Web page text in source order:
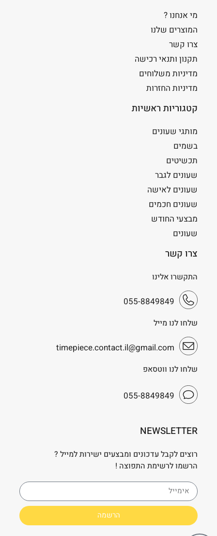
מי אנחנו ?
המוצרים שלנו
צרו קשר
תקנון ותנאי רכישה
מדיניות משלוחים
מדיניות החזרות
קטגוריות ראשיות
מותגי שעונים
בשמים
תכשיטים
שעונים לגבר
שעונים לאישה
שעונים חכמים
מבצעי החודש
שעונים
צרו קשר
התקשרו אלינו
055-8849849
שלחו לנו מייל
timepiece.contact.il@gmail.com
שלחו לנו ווטסאפ
055-8849849
NEWSLETTER
רוצים לקבל עדכונים ומבצעים ישירות למייל ?
הרשמו לרשימת התפוצה !
הרשמה